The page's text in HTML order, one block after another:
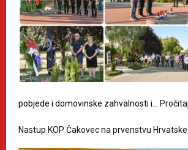
pobjede i domovinske zahvalnosti i…
Nastup KOP Čakovec na prvenstvu